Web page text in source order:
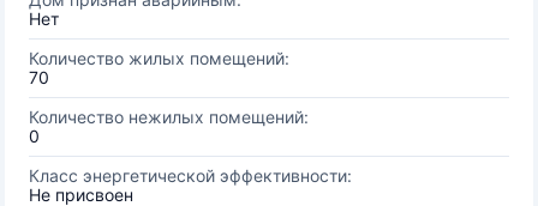
Нет
Количество жилых помещений:
70
Количество нежилых помещений:
0
Класс энергетической эффективности:
Не присвоен